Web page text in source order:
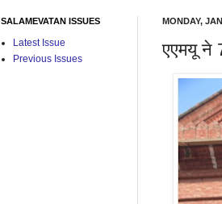
MONDAY,
एएमयू ने
SALAMEVATAN ISSUES
Latest Issue
Previous Issues